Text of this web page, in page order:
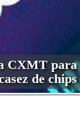
CXMT para
de chips